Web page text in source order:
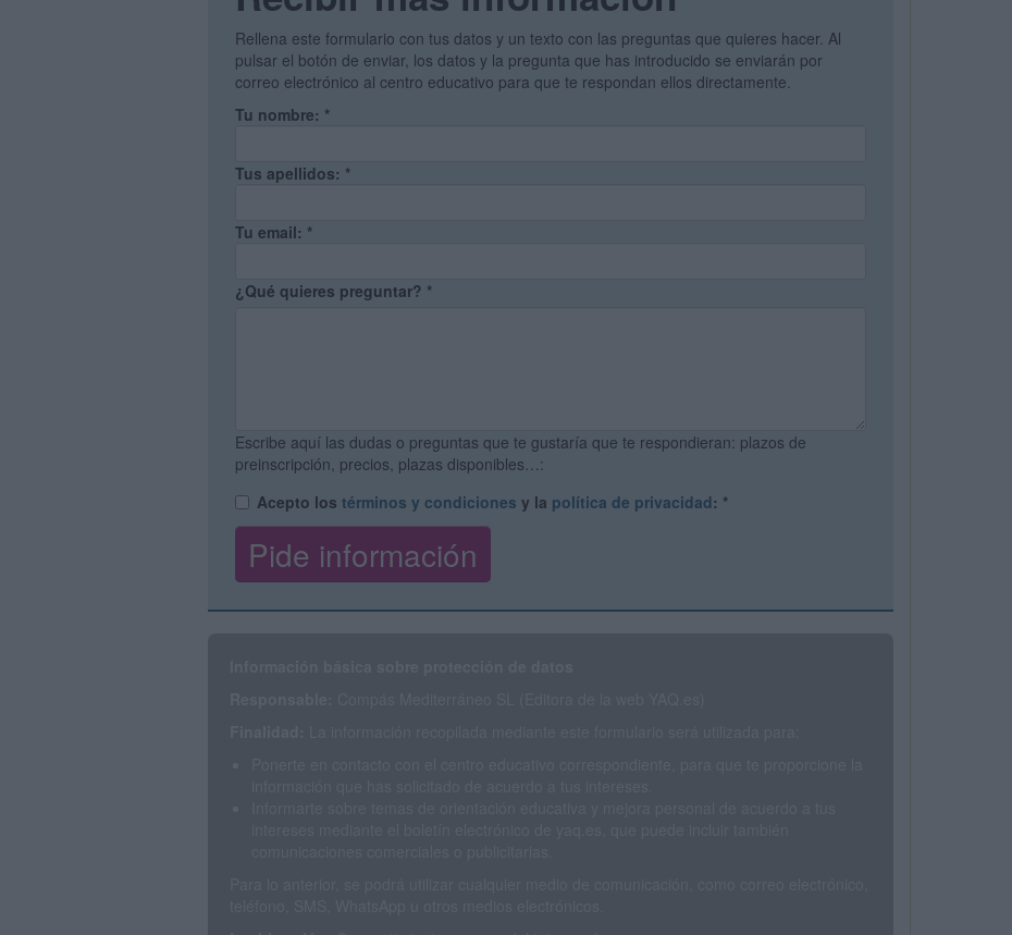
Rellena este formulario con tus datos y un texto con las preguntas que quieres hacer. Al
pulsar el botón de enviar, los datos y la pregunta que has introducido se enviarán por
correo electrónico al centro educativo para que te respondan ellos directamente.
Tu nombre: *
Tus apellidos: *
Tu email: *
¿Qué quieres preguntar? *
Escribe aquí las dudas o preguntas que te gustaría que te respondieran: plazos de
preinscripción, precios, plazas disponibles…:
Acepto los términos y condiciones y la política de privacidad: *